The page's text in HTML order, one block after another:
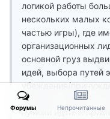
логикой работы
нескольких малых
частью игры), где
организационных
основной груз
идей, выбора путей
убеждения/
(которые являются
путями идти. К
Форумы Непрочитанные